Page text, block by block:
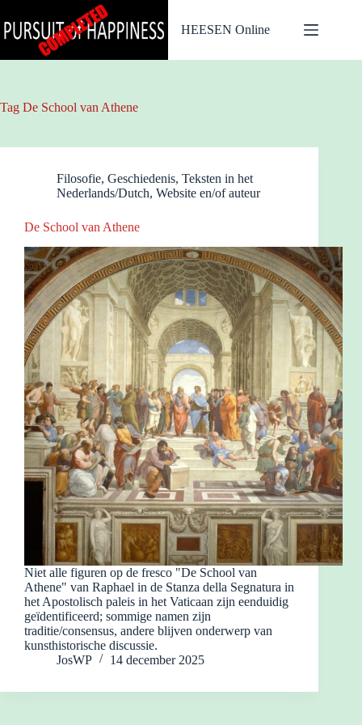
naar
de
HEESEN Online
Tag De School van Athene
Filosofie, Geschiedenis, Teksten in het
Nederlands/Dutch, Website en/of auteur
De School van Athene
Niet alle figuren op de fresco "De School van
Athene" van Raphael in de Stanza della Segnatura in
het Apostolisch paleis in het Vaticaan zijn eenduidig
geïdentificeerd; sommige namen zijn
traditie/consensus, andere blijven onderwerp van
kunsthistorische discussie.
JosWP
14 december 2025